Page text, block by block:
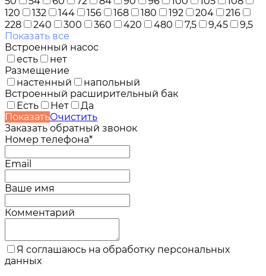
120
132 144 156 168 180 192 204
216
228
240 300 360 420 480 7,5 9,45
9,5
Показать все
Встроенный насос
есть
нет
Размещение
настенный
напольный
Встроенный расширительный бак
Есть
Нет
Да
ПоказатьОчистить
Заказать обратный звонок
Номер телефона*
Email
Ваше имя
Комментарий
Я соглашаюсь на обработку персональных
данных